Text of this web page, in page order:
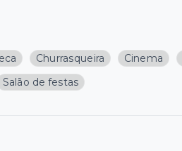
Churrasqueira Cinema
Salão de festas